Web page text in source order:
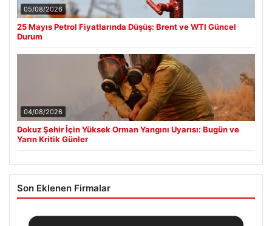
05/08/2026
25 Mayıs Petrol Fiyatlarında Düşüş: Brent ve WTI Güncel
Durum
04/08/2026
Dokuz Şehir İçin Yüksek Orman Yangını Uyarısı: Bugün ve
Yarın Kritik Günler
Son Eklenen Firmalar